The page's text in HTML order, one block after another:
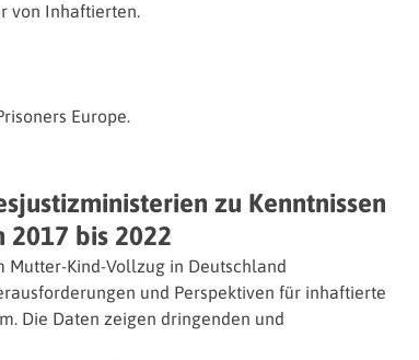
von Inhaftierten.
Europe.
zu Kenntnissen
bis 2022
Mutter-Kind-Vollzug in Deutschland
und Perspektiven für inhaftierte
Die Daten zeigen dringenden und